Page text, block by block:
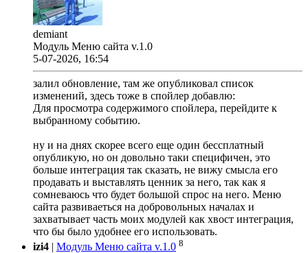
demiant
Модуль Меню сайта v.1.0
5-07-2026, 16:54
залил обновление, там же опубликовал список
изменений, здесь тоже в спойлер добавлю:
Для просмотра содержимого спойлера, перейдите к
выбранному событию.
ну и на днях скорее всего еще один бессплатный
опубликую, но он довольно таки специфичен, это
больше интеграция так сказать, не вижу смысла его
продавать и выставлять ценник за него, так как я
сомневаюсь что будет большой спрос на него. Меню
сайта развиваеться на добровольных началах и
захватывает часть моих модулей как хвост интеграция,
что бы было удобнее его использовать.
izi4 | Модуль Меню сайта v.1.0 8